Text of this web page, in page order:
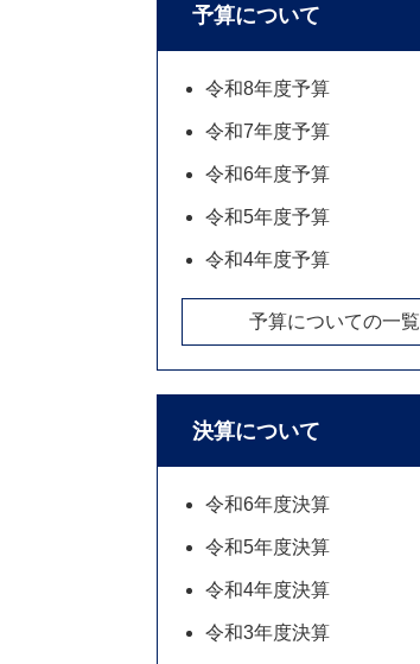
予算について
令和8年度予算
令和7年度予算
令和6年度予算
令和5年度予算
令和4年度予算
予算についての一覧
決算について
令和6年度決算
令和5年度決算
令和4年度決算
令和3年度決算